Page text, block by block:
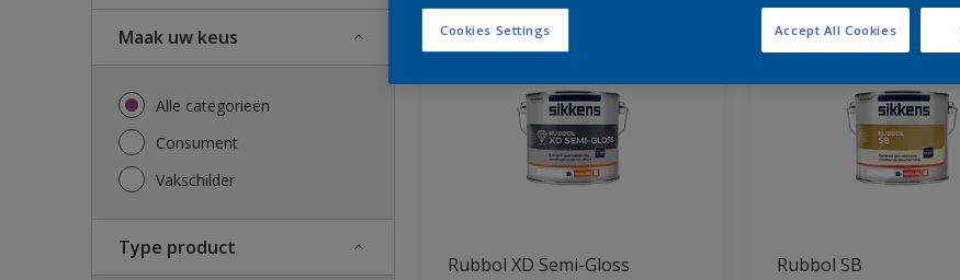
Maak uw keus
Alle categorieën
Consument
Vakschilder
Type product
Rubbol XD Semi-Gloss Rubbol SB
Cookies Settings Accept All Cookies